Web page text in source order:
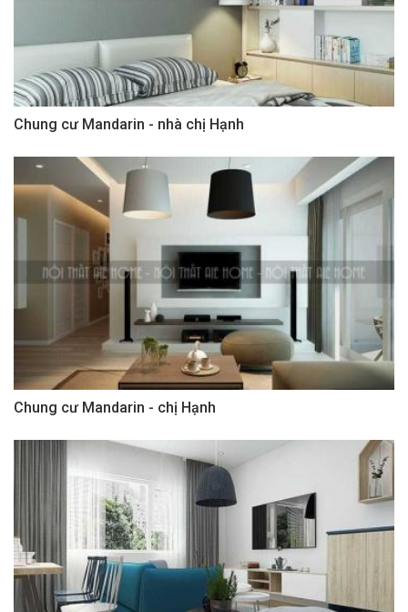
Chung cư Mandarin - nhà chị Hạnh
Chung cư Mandarin - chị Hạnh